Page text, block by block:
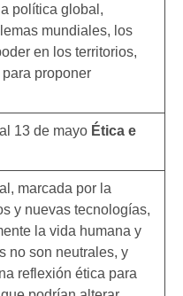
política global,
mundiales, los
en los territorios,
proponer
13 de mayo Ética e
marcada por la
y nuevas tecnologías,
la vida humana y
no son neutrales, y
reflexión ética para